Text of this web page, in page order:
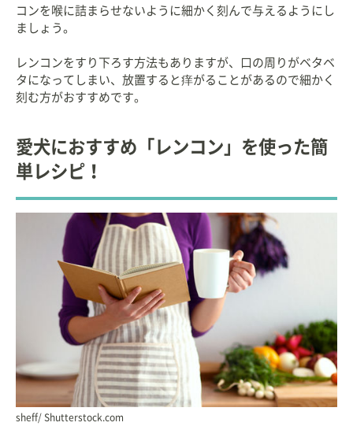
コンを喉に詰まらせないように細かく刻んで与えるようにし
ましょう。
レンコンをすり下ろす方法もありますが、口の周りがベタベ
タになってしまい、放置すると痒がることがあるので細かく
刻む方がおすすめです。
愛犬におすすめ「レンコン」を使った簡
単レシピ！
sheff/ Shutterstock.com